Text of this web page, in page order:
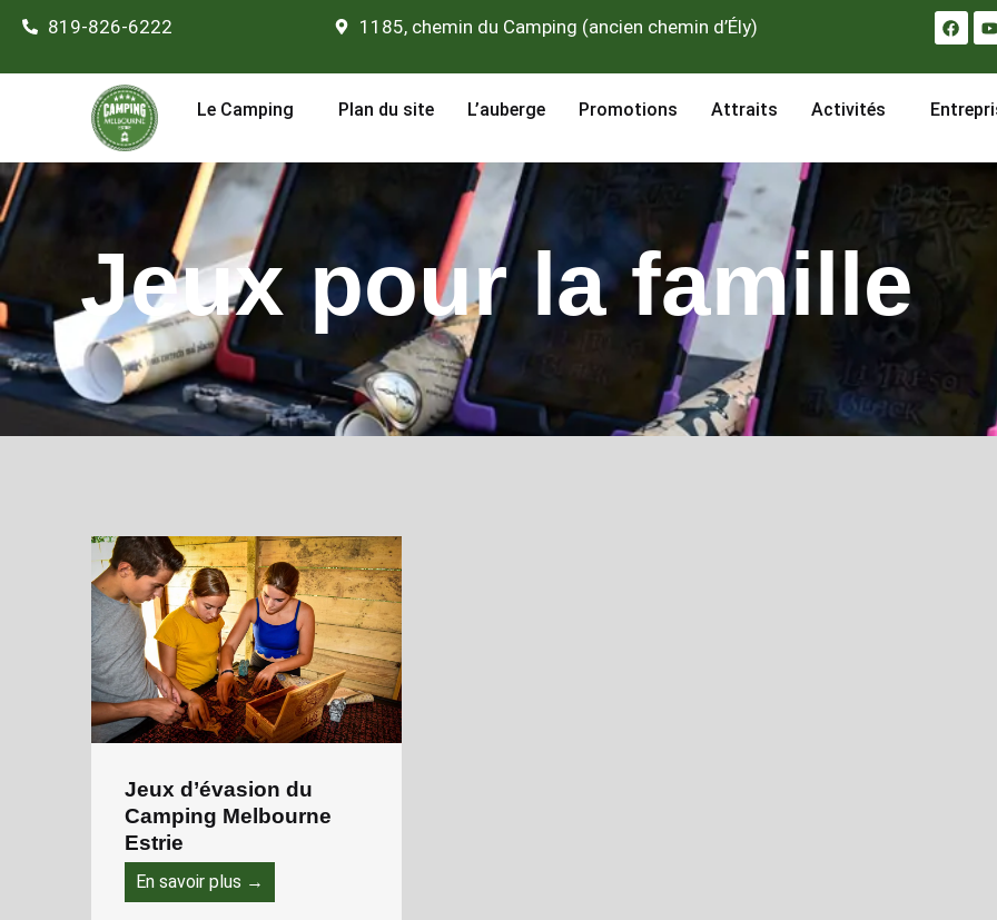
Aller
contenu
819-826-6222 1185, chemin du Camping (ancien chemin d’Ély)
F
a
c
o
o
o
u
b
e
Le Camping Plan du site L’auberge Promotions Attraits Activités
Jeux pour la famille
Jeux d’évasion du
Camping Melbourne
Estrie
En savoir plus →